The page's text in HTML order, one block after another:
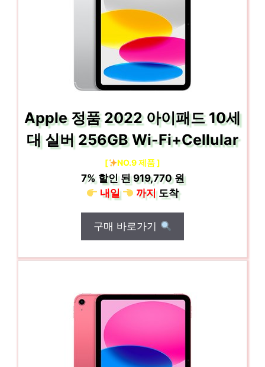
Apple 정품 2022 아이패드 10세
대 실버 256GB Wi-Fi+Cellular
[ NO.9 제품 ]
7%할인 된919,770 원
내일
까지도착
구매 바로가기